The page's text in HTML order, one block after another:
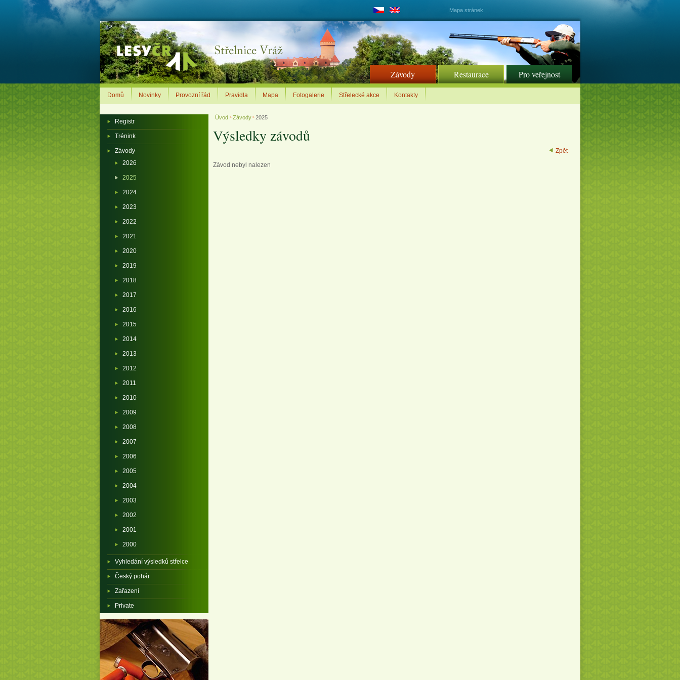
Úvod > Závody > 2025
Výsledky závodů
Zpět
Závod nebyl nalezen
Registr
Trénink
Závody
2026
2025
2024
2023
2022
2021
2020
2019
2018
2017
2016
2015
2014
2013
2012
2011
2010
2009
2008
2007
2006
2005
2004
2003
2002
2001
2000
Vyhledání výsledků střelce
Český pohár
Zařazení
Private
Domů Novinky Provozní řád Pravidla Mapa Fotogalerie Střelecké akce Kontakty
Závody Restaurace Pro veřejnost
Mapa stránek